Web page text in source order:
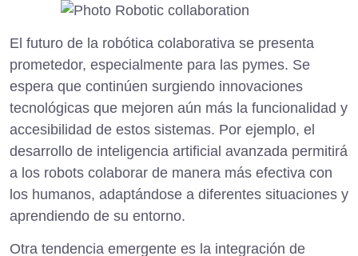
El futuro de la robótica colaborativa se presenta
prometedor, especialmente para las pymes. Se
espera que continúen surgiendo innovaciones
tecnológicas que mejoren aún más la funcionalidad y
accesibilidad de estos sistemas. Por ejemplo, el
desarrollo de inteligencia artificial avanzada permitirá
a los robots colaborar de manera más efectiva con
los humanos, adaptándose a diferentes situaciones y
aprendiendo de su entorno.
Otra tendencia emergente es la integración de